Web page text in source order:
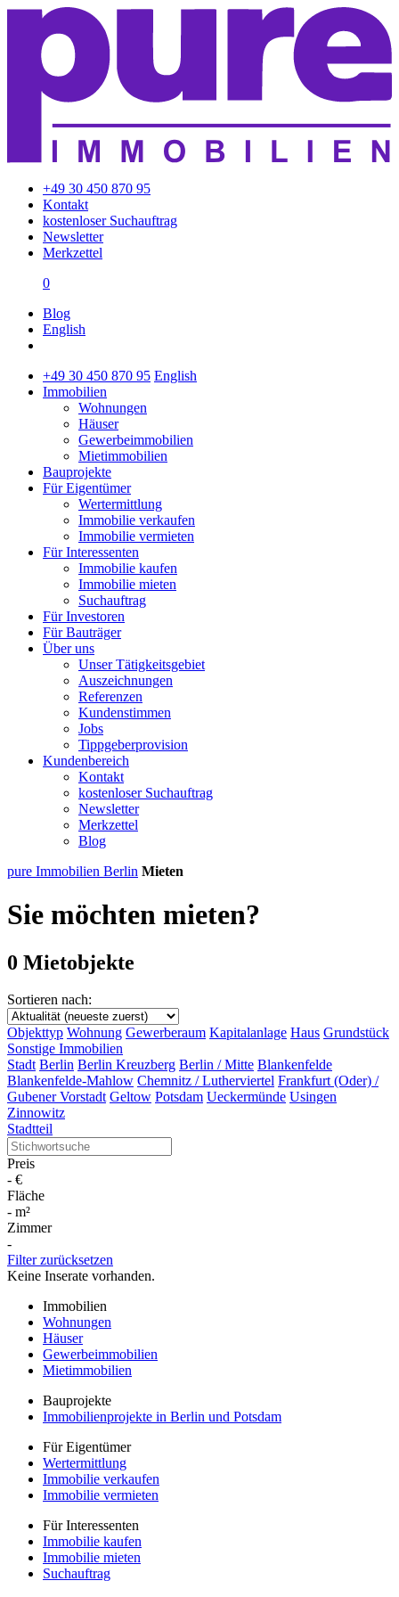
+49 30 450 870 95
Kontakt
kostenloser Suchauftrag
Newsletter
Merkzettel
0
Blog
English
+49 30 450 870 95 English
Immobilien
Wohnungen
Häuser
Gewerbeimmobilien
Mietimmobilien
Bauprojekte
Für Eigentümer
Wertermittlung
Immobilie verkaufen
Immobilie vermieten
Für Interessenten
Immobilie kaufen
Immobilie mieten
Suchauftrag
Für Investoren
Für Bauträger
Über uns
Unser Tätigkeitsgebiet
Auszeichnungen
Referenzen
Kundenstimmen
Jobs
Tippgeberprovision
Kundenbereich
Kontakt
kostenloser Suchauftrag
Newsletter
Merkzettel
Blog
pure Immobilien Berlin Mieten
Sie möchten mieten?
0 Mietobjekte
Sortieren nach:
Objekttyp Wohnung Gewerberaum Kapitalanlage Haus Grundstück
Sonstige Immobilien
Stadt Berlin Berlin Kreuzberg Berlin / Mitte Blankenfelde
Blankenfelde-Mahlow Chemnitz / Lutherviertel Frankfurt (Oder) /
Gubener Vorstadt Geltow Potsdam Ueckermünde Usingen
Zinnowitz
Stadtteil
Preis
- €
Fläche
- m²
Zimmer
-
Filter zurücksetzen
Keine Inserate vorhanden.
Immobilien
Wohnungen
Häuser
Gewerbeimmobilien
Mietimmobilien
Bauprojekte
Immobilienprojekte in Berlin und Potsdam
Für Eigentümer
Wertermittlung
Immobilie verkaufen
Immobilie vermieten
Für Interessenten
Immobilie kaufen
Immobilie mieten
Suchauftrag